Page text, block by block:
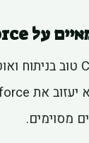
מסוימים.